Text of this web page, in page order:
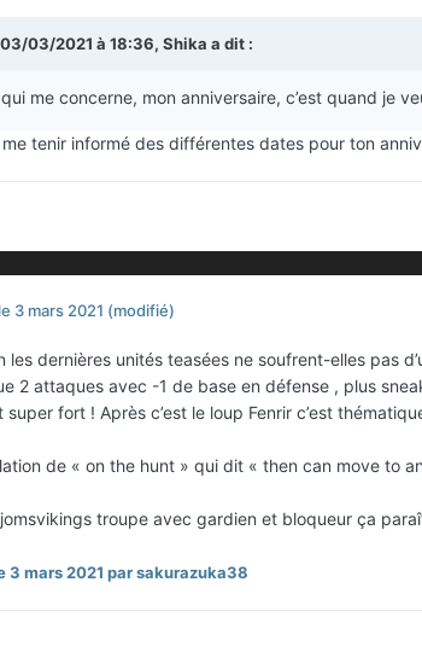
03/2021 à 18:36, Shika a dit :
me concerne, mon anniversaire, c’est quand je
tenir informé des différentes dates pour ton
le 3 mars 2021 (modifié)
les dernières unités teasées ne soufrent-elles pas
2 attaques avec -1 de base en défense , plus
super fort ! Après c’est le loup Fenrir c’est
de « on the hunt » qui dit « then can move to
troupe avec gardien et bloqueur ça
3 mars 2021 par sakurazuka38